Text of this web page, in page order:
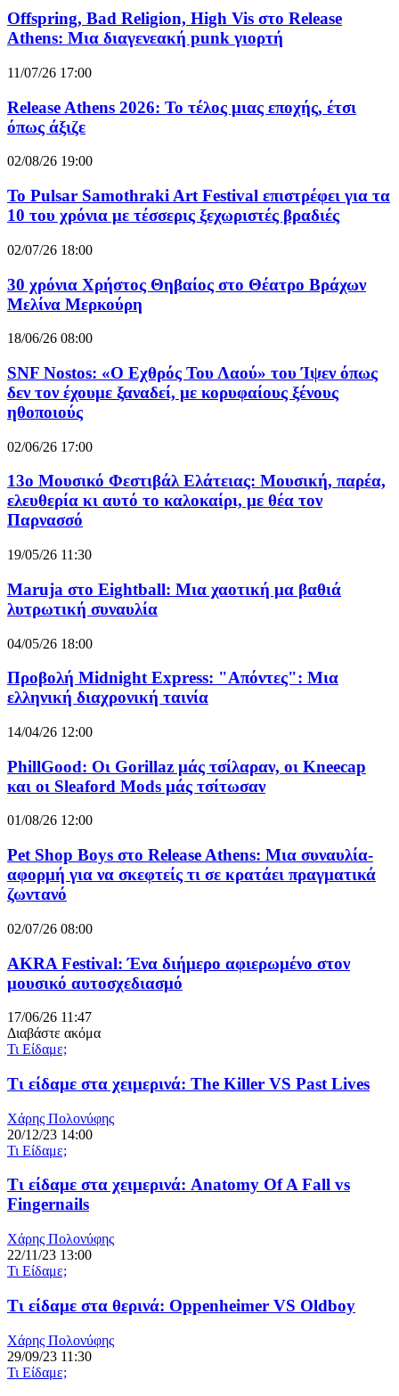
Offspring, Bad Religion, High Vis στο Release
Athens: Μια διαγενεακή punk γιορτή
11/07/26 17:00
Release Athens 2026: Το τέλος μιας εποχής, έτσι
όπως άξιζε
02/08/26 19:00
Το Pulsar Samothraki Art Festival επιστρέφει για τα
10 του χρόνια με τέσσερις ξεχωριστές βραδιές
02/07/26 18:00
30 χρόνια Χρήστος Θηβαίος στο Θέατρο Βράχων
Μελίνα Μερκούρη
18/06/26 08:00
SNF Nostos: «Ο Εχθρός Του Λαού» του Ίψεν όπως
δεν τον έχουμε ξαναδεί, με κορυφαίους ξένους
ηθοποιούς
02/06/26 17:00
13ο Μουσικό Φεστιβάλ Ελάτειας: Μουσική, παρέα,
ελευθερία κι αυτό το καλοκαίρι, με θέα τον
Παρνασσό
19/05/26 11:30
Maruja στο Eightball: Μια χαοτική μα βαθιά
λυτρωτική συναυλία
04/05/26 18:00
Προβολή Midnight Express: "Απόντες": Μια
ελληνική διαχρονική ταινία
14/04/26 12:00
PhillGood: Οι Gorillaz μάς τσίλαραν, οι Kneecap
και οι Sleaford Mods μάς τσίτωσαν
01/08/26 12:00
Pet Shop Boys στο Release Athens: Μια συναυλία-
αφορμή για να σκεφτείς τι σε κρατάει πραγματικά
ζωντανό
02/07/26 08:00
AKRA Festival: Ένα διήμερο αφιερωμένο στον
μουσικό αυτοσχεδιασμό
17/06/26 11:47
Διαβάστε ακόμα
Τι Είδαμε;
Τι είδαμε στα χειμερινά: The Killer VS Past Lives
Χάρης Πολονύφης
20/12/23 14:00
Τι Είδαμε;
Τι είδαμε στα χειμερινά: Anatomy Of A Fall vs
Fingernails
Χάρης Πολονύφης
22/11/23 13:00
Τι Είδαμε;
Τι είδαμε στα θερινά: Oppenheimer VS Oldboy
Χάρης Πολονύφης
29/09/23 11:30
Τι Είδαμε;